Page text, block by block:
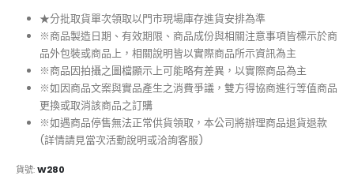
★分批取貨單次領取以門市現場庫存進貨安排為準
※商品製造日期、有效期限、商品成份與相關注意事項皆標示於商
品外包裝或商品上，相關說明皆以實際商品所示資訊為主
※商品因拍攝之圖檔顯示上可能略有差異，以實際商品為主
※如因商品文案與實品產生之消費爭議，雙方得協商進行等值商品
更換或取消該商品之訂購
※如遇商品停售無法正常供貨領取，本公司將辦理商品退貨退款
(詳情請見當次活動說明或洽詢客服)
貨號:W280